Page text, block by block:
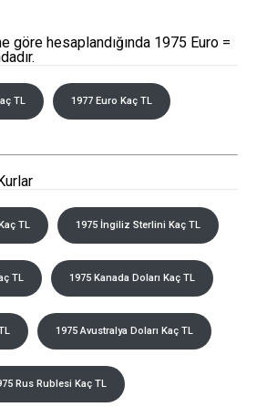
göre hesaplandığında 1975 Euro =
TL 1977 Euro Kaç TL
TL 1975 İngiliz Sterlini Kaç TL
TL 1975 Kanada Doları Kaç TL
1975 Avustralya Doları Kaç TL
Rus Rublesi Kaç TL